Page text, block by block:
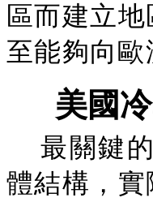
區而建立
至能夠向
美國
最關鍵
體結構，